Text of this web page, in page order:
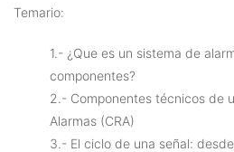
Temario:
1.- ¿Que es un sistema de
componentes?
2.- Componentes técnicos de
Alarmas (CRA)
3.- El ciclo de una señal: